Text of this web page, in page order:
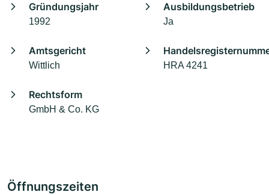
Gründungsjahr
1992
Ausbildungsbetrieb
Ja
Amtsgericht
Wittlich HRA 4241
Rechtsform
GmbH & Co. KG
Öffnungszeiten